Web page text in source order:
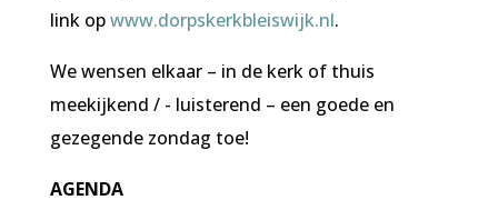
link opwww.dorpskerkbleiswijk.nl.
We wensen elkaar – in de kerk of thuis
meekijkend / - luisterend – een goede en
gezegende zondag toe!
AGENDA